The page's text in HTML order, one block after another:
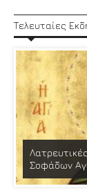
Τελευταίες
Σοφάδων